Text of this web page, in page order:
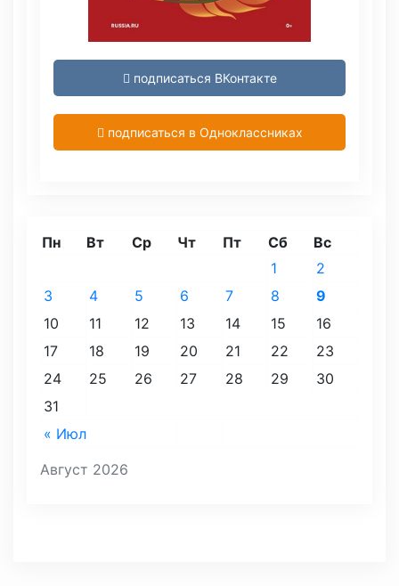
подписаться ВКонтакте
подписаться в Одноклассниках
Август 2026
Пн Вт Ср Чт Пт Сб Вс
« Июл
1
2
3
4 5 6 7 8
9
10
11 12 13 14 15
16
17
18 19 20 21 22
23
24
25 26 27 28 29
30
31